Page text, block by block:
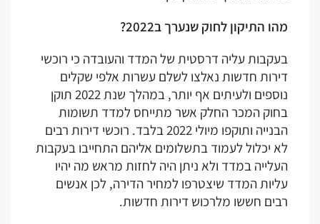
התיקון לחוק שנערך ב2022?
עליה דרסטית של המדד והעובדה כי רוכשי
חדשות נאלצו לשלם עשרות אלפי שקלים
נוספים ולעיתים אף יותר, במהלך שנת 2022 תוקן
המכר החלק אשר מתייחס למדד תשומות
הבנייה ותוקפו מיולי 2022 בלבד. רוכשי דירות רבים
יכלול לעמוד בתשלומים אליהם התחייבו בעקבות
במדד ולא ניתן היה לחזות מראש מה יהיו
המדד שיצטרפו למחיר הדירה, לכן אנשים
חששו מלרכוש דירות חדשות.